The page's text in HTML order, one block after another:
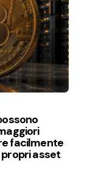
facilmente
asset